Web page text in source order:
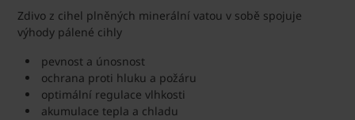
Zdivo z cihel plněných minerální vatou v sobě spojuje
výhody pálené cihly
pevnost a únosnost
ochrana proti hluku a požáru
optimální regulace vlhkosti
akumulace tepla a chladu